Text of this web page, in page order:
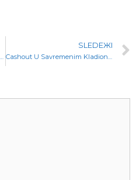
Metoda Klađenja Sa iPay Opcijom Uplate I Ispate Novca
SLEDEЖI
Cashout U Savremenim Kladionicama – Princip I Uslovi Upotrebe